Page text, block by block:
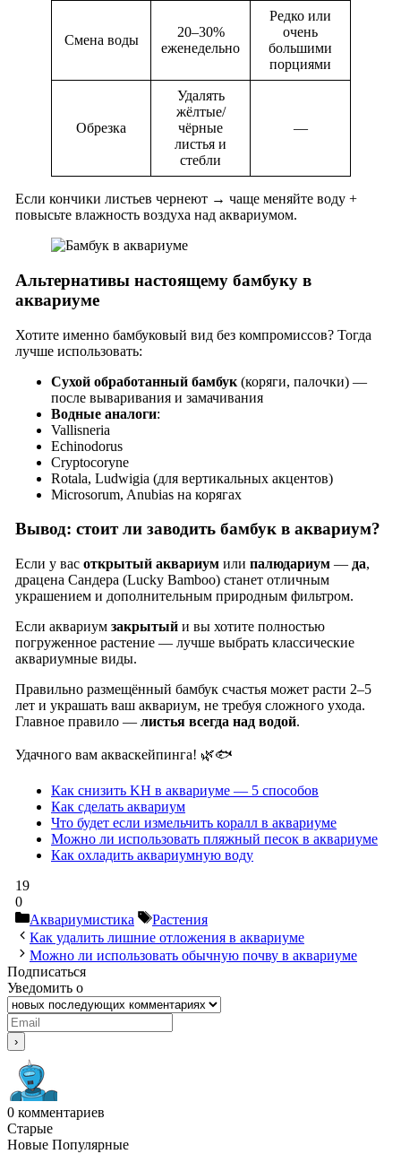
Смена воды
20–30%
еженедельно
Редко или
очень
большими
порциями
Обрезка
Удалять
жёлтые/
чёрные
листья и
стебли
—
Если кончики листьев чернеют → чаще меняйте воду +
повысьте влажность воздуха над аквариумом.
Альтернативы настоящему бамбуку в
аквариуме
Хотите именно бамбуковый вид без компромиссов? Тогда
лучше использовать:
Сухой обработанный бамбук (коряги, палочки) —
после вываривания и замачивания
Водные аналоги:
Vallisneria
Echinodorus
Cryptocoryne
Rotala, Ludwigia (для вертикальных акцентов)
Microsorum, Anubias на корягах
Вывод: стоит ли заводить бамбук в аквариум?
Если у вас открытый аквариум или палюдариум — да,
драцена Сандера (Lucky Bamboo) станет отличным
украшением и дополнительным природным фильтром.
Если аквариум закрытый и вы хотите полностью
погруженное растение — лучше выбрать классические
аквариумные виды.
Правильно размещённый бамбук счастья может расти 2–5
лет и украшать ваш аквариум, не требуя сложного ухода.
Главное правило — листья всегда над водой.
Удачного вам акваскейпинга! 🌿🐟
Как снизить KH в аквариуме — 5 способов
Как сделать аквариум
Что будет если измельчить коралл в аквариуме
Можно ли использовать пляжный песок в аквариуме
Как охладить аквариумную воду
19
0
Рубрики
Аквариумистика Метки
Растения
Как удалить лишние отложения в аквариуме
Можно ли использовать обычную почву в аквариуме
Подписаться
Уведомить о
0 комментариев
Старые
Новые Популярные